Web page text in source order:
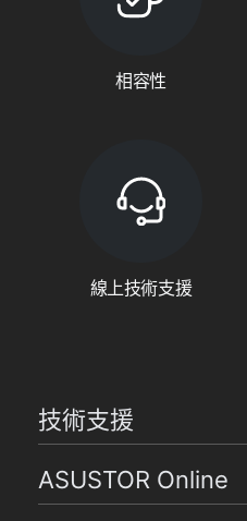
相容性
線上技術支援
技術支援
ASUSTOR Online